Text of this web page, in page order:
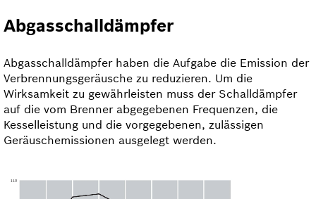
Abgasschalldämpfer
Abgasschalldämpfer haben die Aufgabe die Emission der
Verbrennungsgeräusche zu reduzieren. Um die
Wirksamkeit zu gewährleisten muss der Schalldämpfer
auf die vom Brenner abgegebenen Frequenzen, die
Kesselleistung und die vorgegebenen, zulässigen
Geräuschemissionen ausgelegt werden.